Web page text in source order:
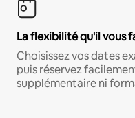
La flexibilité qu'il vous
Choisissez vos dates
puis réservez
supplémentaire ni